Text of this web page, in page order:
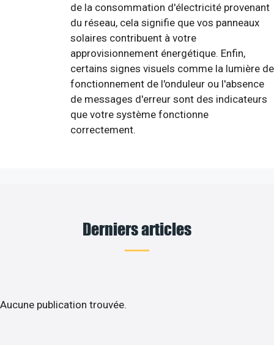
de la consommation d'électricité provenant
du réseau, cela signifie que vos panneaux
solaires contribuent à votre
approvisionnement énergétique. Enfin,
certains signes visuels comme la lumière de
fonctionnement de l'onduleur ou l'absence
de messages d'erreur sont des indicateurs
que votre système fonctionne
correctement.
Derniers articles
Aucune publication trouvée.